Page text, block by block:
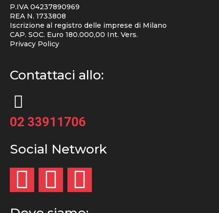
P.IVA 04237890969
REA N. 1733808
Iscrizione al registro delle imprese di Milano
CAP. SOC. Euro 180.000,00 Int. Vers.
Privacy Policy
Contattaci allo:
02 33911706
Social Network